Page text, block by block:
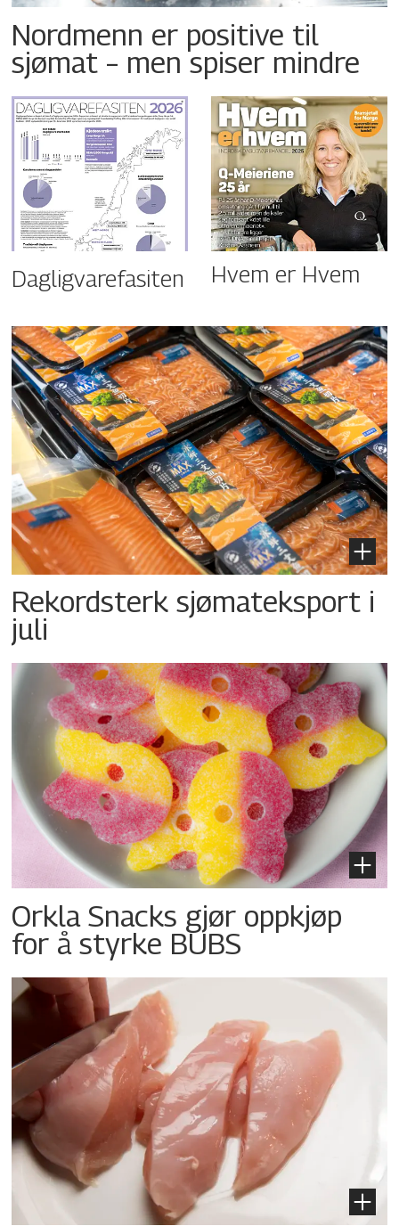
Nordmenn er positive til
sjømat – men spiser mindre
Dagligvarefasiten Hvem er Hvem
Rekordsterk sjømateksport i
juli
Orkla Snacks gjør oppkjøp
for å styrke BUBS